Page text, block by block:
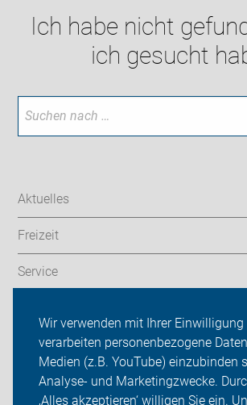
Wir verwenden mit Ihrer Einwilligung
verarbeiten personenbezogene
Medien (z.B. YouTube) einzubinden
Analyse- und Marketingzwecke.
‚Alles akzeptieren‘ willigen Sie ein.
Ich habe nicht
ich gesucht
Aktuelles
Freizeit
Service
ADFC Sachsen
Sei dabei